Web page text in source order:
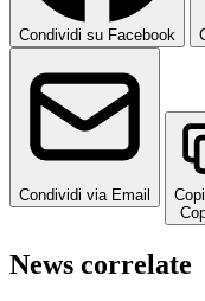
Condividi su Facebook
Condividi via Email
News correlate